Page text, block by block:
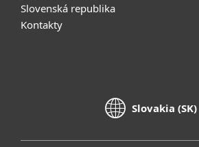
Slovenská republika
Kontakty
Slovakia (SK)